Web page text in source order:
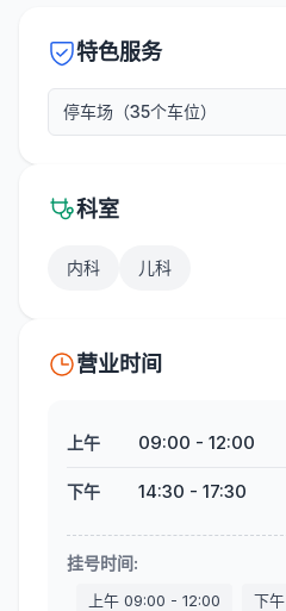
特色服务
停车场（35个车位）
科室
内科 儿科
营业时间
上午 09:00 - 12:00
下午 14:30 - 17:30
挂号时间:
上午 09:00 - 12:00 下午